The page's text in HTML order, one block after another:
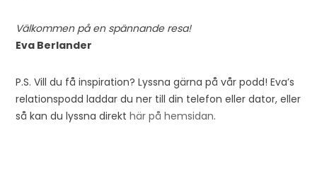
Välkommen på en spännande resa!
Eva Berlander
P.S. Vill du få inspiration? Lyssna gärna på vår podd! Eva’s
relationspodd laddar du ner till din telefon eller dator, eller
så kan du lyssna direkthär på hemsidan.